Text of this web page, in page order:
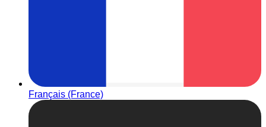
Français (France)